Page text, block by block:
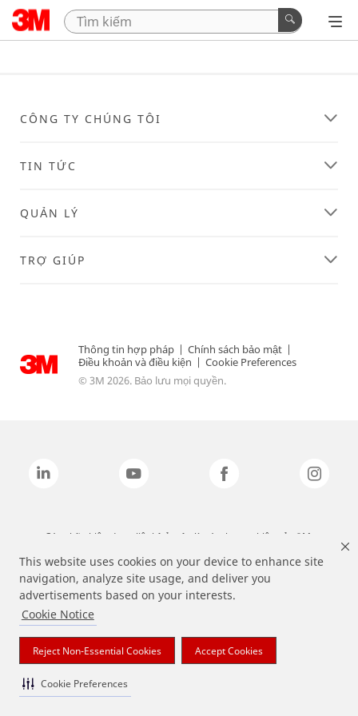
This website uses cookies on your device to enhance site
navigation, analyze site usage, and deliver you
advertisements based on your interests.
Cookie Notice
Reject Non-Essential Cookies Accept Cookies
Cookie Preferences
CÔNG TY CHÚNG TÔI
TIN TỨC
QUẢN LÝ
TRỢ GIÚP
Thông tin hợp pháp | Chính sách bảo mật |
Điều khoản và điều kiện | Cookie Preferences
© 3M 2026. Bảo lưu mọi quyền.
Các nhãn hiệu được liệt kê ở trên là các thương hiệu của 3M.